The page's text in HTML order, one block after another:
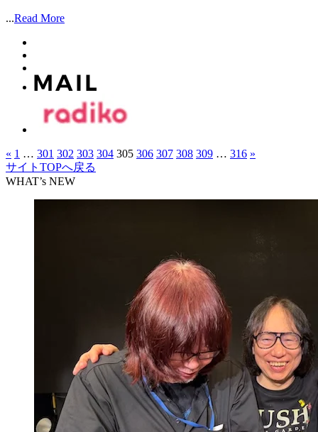
...Read More
« 1 … 301 302 303 304 305 306 307 308 309 … 316 »
サイトTOPへ戻る
WHAT’s NEW